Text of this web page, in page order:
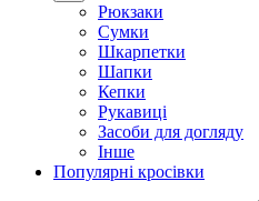
Рюкзаки
Сумки
Шкарпетки
Шапки
Кепки
Рукавиці
Засоби для догляду
Інше
Популярні кросівки